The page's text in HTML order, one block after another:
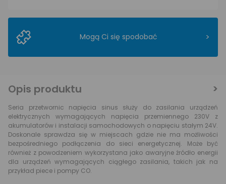
Mogą Ci się spodobać >
Opis produktu
Seria przetwornic napięcia sinus służy do zasilania urządzeń
elektrycznych wymagających napięcia przemiennego 230V z
akumulatorów i instalacji samochodowych o napięciu stałym 24V.
Doskonale sprawdza się w miejscach gdzie nie ma możliwości
bezpośredniego podłączenia do sieci energetycznej. Może być
również z powodzeniem wykorzystana jako awaryjne źródło energii
dla urządzeń wymagających ciągłego zasilania, takich jak na
przykład piece i pompy CO.